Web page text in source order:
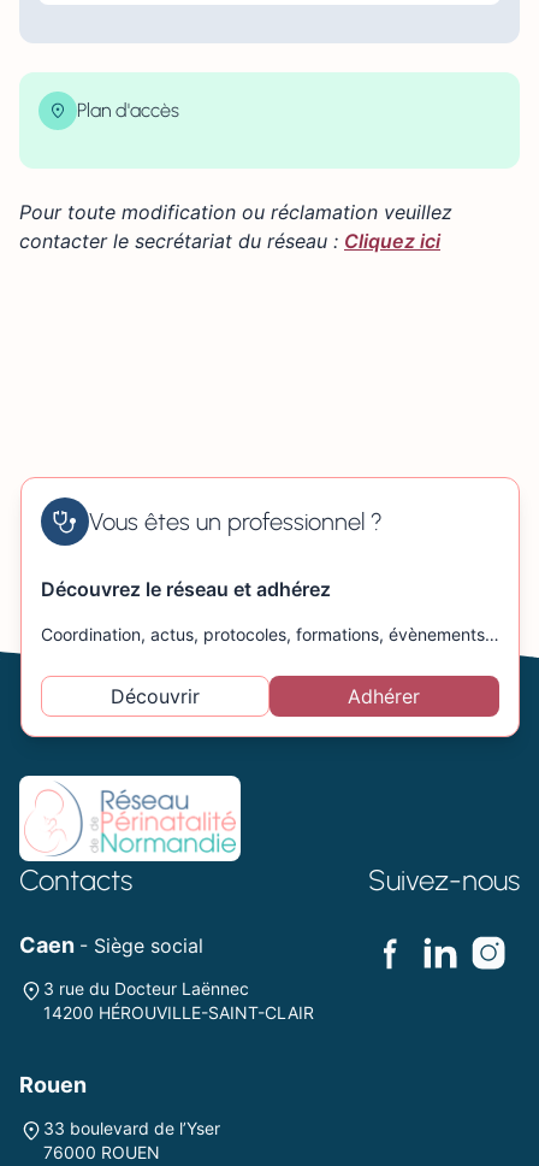
Plan d'accès
×
−
Pour toute modification ou réclamation veuillez
contacter le secrétariat du réseau : Cliquez ici
Vous êtes un professionnel ?
Découvrez le réseau et adhérez
Coordination, actus, protocoles, formations, évènements…
Découvrir Adhérer
Contacts
Caen - Siège social
3 rue du Docteur Laënnec
14200 HÉROUVILLE-SAINT-CLAIR
Rouen
33 boulevard de l’Yser
76000 ROUEN
Suivez-nous